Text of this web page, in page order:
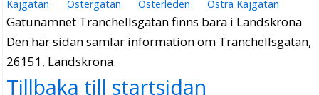
Kajgatan
Östergatan Österleden Östra Kajgatan
Gatunamnet Tranchellsgatan finns bara i Landskrona
Den här sidan samlar information om Tranchellsgatan,
26151, Landskrona.
Tillbaka till startsidan